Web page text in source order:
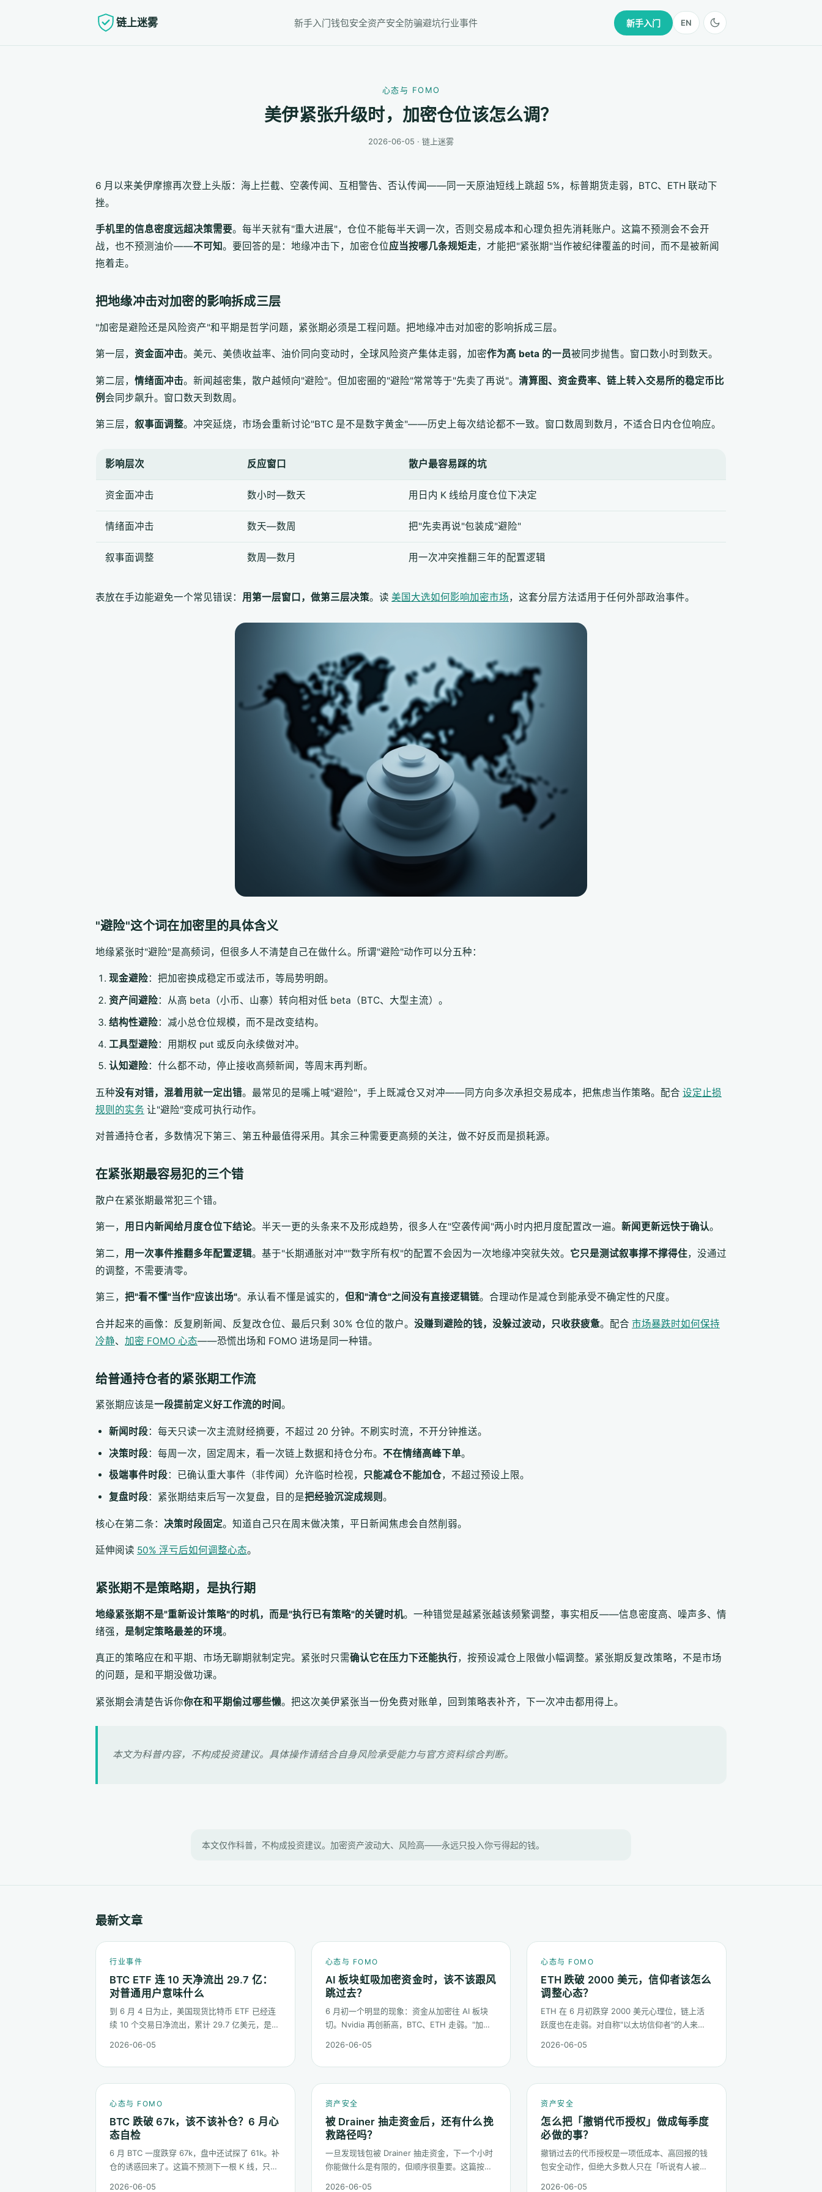
链上迷雾 新手入门钱包安全资产安全防骗避坑行业事件 新手入门 EN
心态与 FOMO
美伊紧张升级时，加密仓位该怎么调？
2026-06-05 · 链上迷雾
6 月以来美伊摩擦再次登上头版：海上拦截、空袭传闻、互相警告、否认传闻——同一天原油短线上跳超 5%，标普期货走弱，BTC、ETH 联动下
挫。
手机里的信息密度远超决策需要。每半天就有"重大进展"，仓位不能每半天调一次，否则交易成本和心理负担先消耗账户。这篇不预测会不会开
战，也不预测油价——不可知。要回答的是：地缘冲击下，加密仓位应当按哪几条规矩走，才能把"紧张期"当作被纪律覆盖的时间，而不是被新闻
拖着走。
把地缘冲击对加密的影响拆成三层
"加密是避险还是风险资产"和平期是哲学问题，紧张期必须是工程问题。把地缘冲击对加密的影响拆成三层。
第一层， 资金面冲击。美元、美债收益率、油价同向变动时，全球风险资产集体走弱，加密作为高 beta 的一员被同步抛售。窗口数小时到数天。
第二层， 情绪面冲击。新闻越密集，散户越倾向"避险"。但加密圈的"避险"常常等于"先卖了再说"。 清算图、资金费率、链上转入交易所的稳定币比
例会同步飙升。窗口数天到数周。
第三层， 叙事面调整。冲突延烧，市场会重新讨论"BTC 是不是数字黄金"——历史上每次结论都不一致。窗口数周到数月，不适合日内仓位响应。
影响层次 反应窗口 散户最容易踩的坑
资金面冲击 数小时—数天 用日内 K 线给月度仓位下决定
情绪面冲击 数天—数周 把"先卖再说"包装成"避险"
叙事面调整 数周—数月 用一次冲突推翻三年的配置逻辑
表放在手边能避免一个常见错误： 用第一层窗口，做第三层决策。读 美国大选如何影响加密市场，这套分层方法适用于任何外部政治事件。
"避险"这个词在加密里的具体含义
地缘紧张时"避险"是高频词，但很多人不清楚自己在做什么。所谓"避险"动作可以分五种：
现金避险：把加密换成稳定币或法币，等局势明朗。
资产间避险：从高 beta（小币、山寨）转向相对低 beta（BTC、大型主流）。
结构性避险：减小总仓位规模，而不是改变结构。
工具型避险：用期权 put 或反向永续做对冲。
认知避险：什么都不动，停止接收高频新闻，等周末再判断。
五种没有对错，混着用就一定出错。最常见的是嘴上喊"避险"，手上既减仓又对冲——同方向多次承担交易成本，把焦虑当作策略。配合 设定止损
规则的实务 让"避险"变成可执行动作。
对普通持仓者，多数情况下第三、第五种最值得采用。其余三种需要更高频的关注，做不好反而是损耗源。
在紧张期最容易犯的三个错
散户在紧张期最常犯三个错。
第一， 用日内新闻给月度仓位下结论。半天一更的头条来不及形成趋势，很多人在"空袭传闻"两小时内把月度配置改一遍。 新闻更新远快于确认。
第二， 用一次事件推翻多年配置逻辑。基于"长期通胀对冲""数字所有权"的配置不会因为一次地缘冲突就失效。 它只是测试叙事撑不撑得住，没通过
的调整，不需要清零。
第三， 把"看不懂"当作"应该出场"。承认看不懂是诚实的， 但和"清仓"之间没有直接逻辑链。合理动作是减仓到能承受不确定性的尺度。
合并起来的画像：反复刷新闻、反复改仓位、最后只剩 30% 仓位的散户。 没赚到避险的钱，没躲过波动，只收获疲惫。配合 市场暴跌时如何保持
冷静、 加密 FOMO 心态——恐慌出场和 FOMO 进场是同一种错。
给普通持仓者的紧张期工作流
紧张期应该是一段提前定义好工作流的时间 。
新闻时段：每天只读一次主流财经摘要，不超过 20 分钟。不刷实时流，不开分钟推送。
决策时段：每周一次，固定周末，看一次链上数据和持仓分布。 不在情绪高峰下单。
极端事件时段：已确认重大事件（非传闻）允许临时检视， 只能减仓不能加仓，不超过预设上限。
复盘时段：紧张期结束后写一次复盘，目的是把经验沉淀成规则 。
核心在第二条： 决策时段固定。知道自己只在周末做决策，平日新闻焦虑会自然削弱。
延伸阅读 50% 浮亏后如何调整心态。
紧张期不是策略期，是执行期
地缘紧张期不是"重新设计策略"的时机，而是"执行已有策略"的关键时机。一种错觉是越紧张越该频繁调整，事实相反——信息密度高、噪声多、情
绪强， 是制定策略最差的环境。
真正的策略应在和平期、市场无聊期就制定完。紧张时只需确认它在压力下还能执行，按预设减仓上限做小幅调整。紧张期反复改策略，不是市场
的问题，是和平期没做功课。
紧张期会清楚告诉你你在和平期偷过哪些懒。把这次美伊紧张当一份免费对账单，回到策略表补齐，下一次冲击都用得上。
本文为科普内容，不构成投资建议。具体操作请结合自身风险承受能力与官方资料综合判断。
本文仅作科普，不构成投资建议。加密资产波动大、风险高——永远只投入你亏得起的钱。
最新文章
行业事件
BTC ETF 连 10 天净流出 29.7 亿：
对普通用户意味什么
到 6 月 4 日为止，美国现货比特币 ETF 已经连
续 10 个交易日净流出，累计 29.7 亿美元，是产
2026-06-05
心态与 FOMO
AI 板块虹吸加密资金时，该不该跟风
跳过去？
6 月初一个明显的现象：资金从加密往 AI 板块
切。Nvidia 再创新高，BTC、ETH 走弱。"加密
态该怎么稳。
2026-06-05
心态与 FOMO
ETH 跌破 2000 美元，信仰者该怎么
调整心态？
ETH 在 6 月初跌穿 2000 美元心理位，链上活
跃度也在走弱。对自称"以太坊信仰者"的人来
磨低的价格。
2026-06-05
心态与 FOMO
BTC 跌破 67k，该不该补仓？6 月心
态自检
6 月 BTC 一度跌穿 67k，盘中还试探了 61k。补
仓的诱惑回来了。这篇不预测下一根 K 线，只问
2026-06-05
资产安全
被 Drainer 抽走资金后，还有什么挽
救路径吗？
一旦发现钱包被 Drainer 抽走资金，下一个小时
你能做什么是有限的，但顺序很重要。这篇按时
2026-06-05
资产安全
怎么把「撤销代币授权」做成每季度
必做的事？
撤销过去的代币授权是一项低成本、高回报的钱
包安全动作，但绝大多数人只在「听说有人被抽
2026-06-05